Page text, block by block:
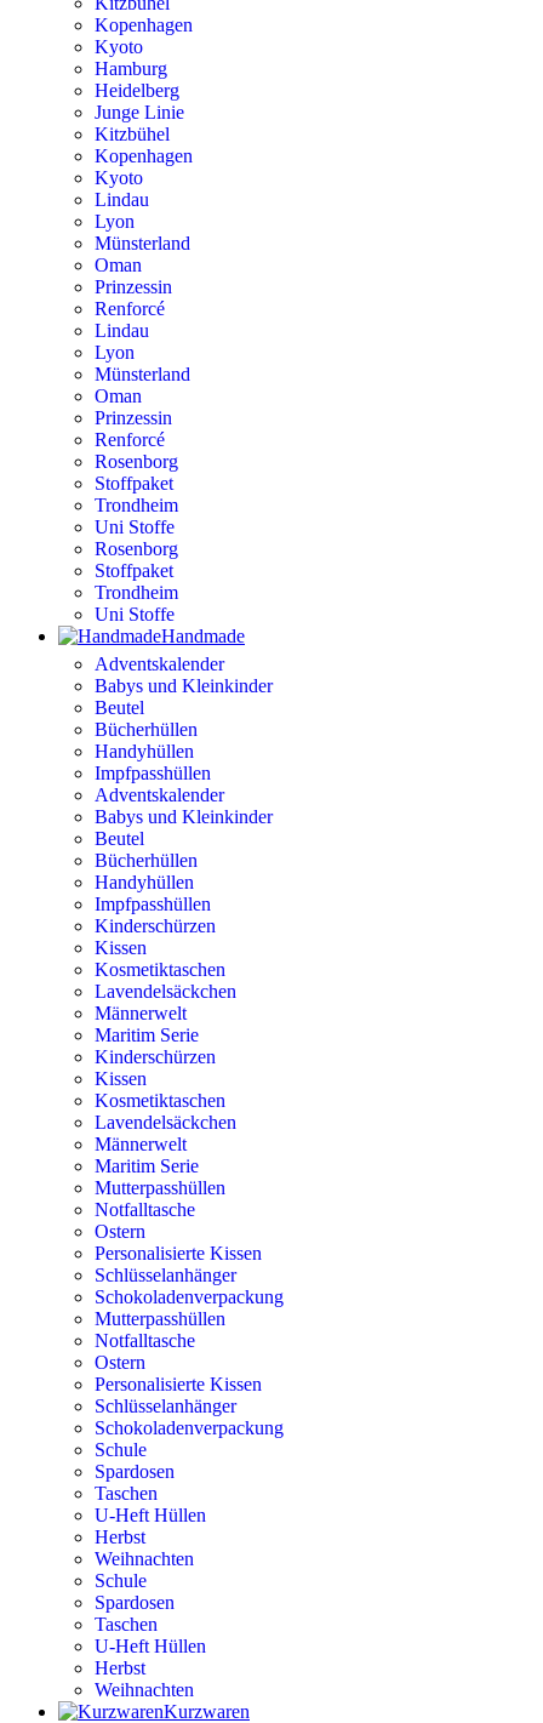
Kopenhagen
Kyoto
Hamburg
Heidelberg
Junge Linie
Kitzbühel
Kopenhagen
Kyoto
Lindau
Lyon
Münsterland
Oman
Prinzessin
Renforcé
Lindau
Lyon
Münsterland
Oman
Prinzessin
Renforcé
Rosenborg
Stoffpaket
Trondheim
Uni Stoffe
Rosenborg
Stoffpaket
Trondheim
Uni Stoffe
Handmade
Adventskalender
Babys und Kleinkinder
Beutel
Bücherhüllen
Handyhüllen
Impfpasshüllen
Adventskalender
Babys und Kleinkinder
Beutel
Bücherhüllen
Handyhüllen
Impfpasshüllen
Kinderschürzen
Kissen
Kosmetiktaschen
Lavendelsäckchen
Männerwelt
Maritim Serie
Kinderschürzen
Kissen
Kosmetiktaschen
Lavendelsäckchen
Männerwelt
Maritim Serie
Mutterpasshüllen
Notfalltasche
Ostern
Personalisierte Kissen
Schlüsselanhänger
Schokoladenverpackung
Mutterpasshüllen
Notfalltasche
Ostern
Personalisierte Kissen
Schlüsselanhänger
Schokoladenverpackung
Schule
Spardosen
Taschen
U-Heft Hüllen
Herbst
Weihnachten
Schule
Spardosen
Taschen
U-Heft Hüllen
Herbst
Weihnachten
Kurzwaren